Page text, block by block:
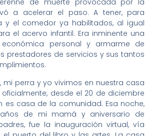
de muerte provocada por la
a acelerar el paso. A tener, para
y el comedor ya habilitados, al igual
el acervo infantil. Era inminente una
económica personal y armarme de
prestadores de servicios y sus tantos
mi perra y yo vivimos en nuestra casa
oficialmente, desde el 20 de diciembre
es casa de la comunidad. Esa noche,
de mi mamá y aniversario de
fue la inauguración virtual, vía